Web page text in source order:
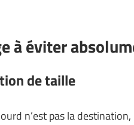
à éviter
de taille
n’est pas la